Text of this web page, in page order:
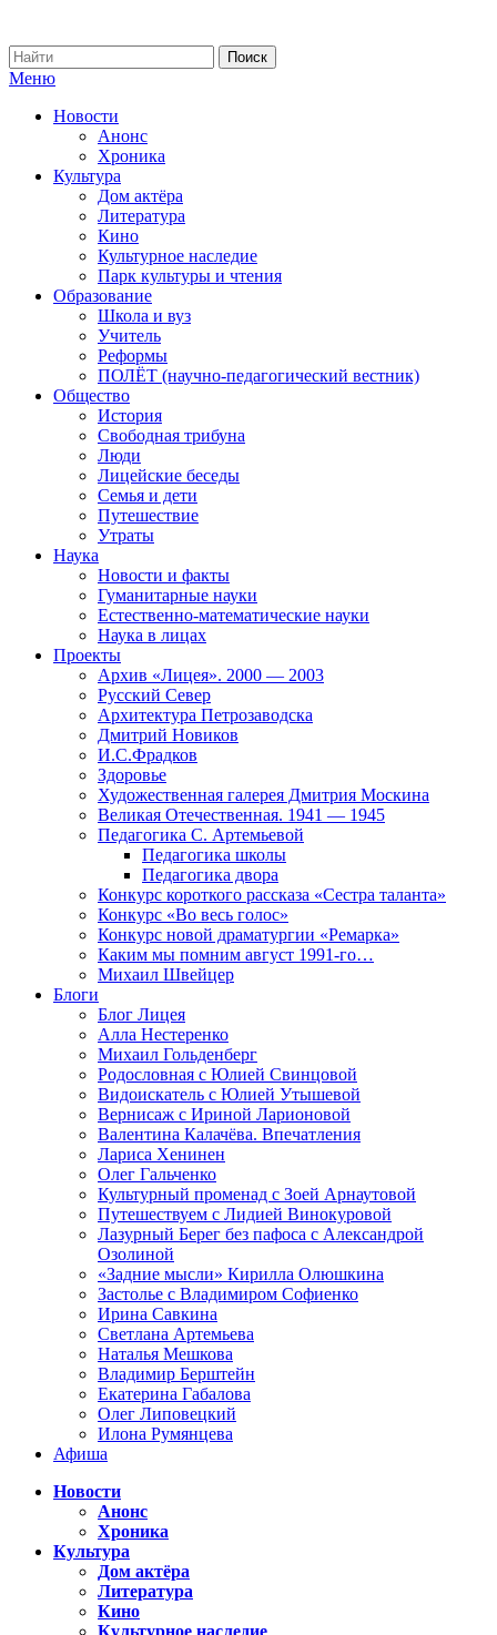
Меню
Новости
Анонс
Хроника
Культура
Дом актёра
Литература
Кино
Культурное наследие
Парк культуры и чтения
Образование
Школа и вуз
Учитель
Реформы
ПОЛЁТ (научно-педагогический вестник)
Общество
История
Свободная трибуна
Люди
Лицейские беседы
Семья и дети
Путешествие
Утраты
Наука
Новости и факты
Гуманитарные науки
Естественно-математические науки
Наука в лицах
Проекты
Архив «Лицея». 2000 — 2003
Русский Север
Архитектура Петрозаводска
Дмитрий Новиков
И.С.Фрадков
Здоровье
Художественная галерея Дмитрия Москина
Великая Отечественная. 1941 — 1945
Педагогика С. Артемьевой
Педагогика школы
Педагогика двора
Конкурс короткого рассказа «Сестра таланта»
Конкурс «Во весь голос»
Конкурс новой драматургии «Ремарка»
Каким мы помним август 1991-го…
Михаил Швейцер
Блоги
Блог Лицея
Алла Нестеренко
Михаил Гольденберг
Родословная с Юлией Свинцовой
Видоискатель с Юлией Утышевой
Вернисаж с Ириной Ларионовой
Валентина Калачёва. Впечатления
Лариса Хенинен
Олег Гальченко
Культурный променад с Зоей Арнаутовой
Путешествуем с Лидией Винокуровой
Лазурный Берег без пафоса с Александрой
Озолиной
«Задние мысли» Кирилла Олюшкина
Застолье с Владимиром Софиенко
Ирина Савкина
Светлана Артемьева
Наталья Мешкова
Владимир Берштейн
Екатерина Габалова
Олег Липовецкий
Илона Румянцева
Афиша
Новости
Анонс
Хроника
Культура
Дом актёра
Литература
Кино